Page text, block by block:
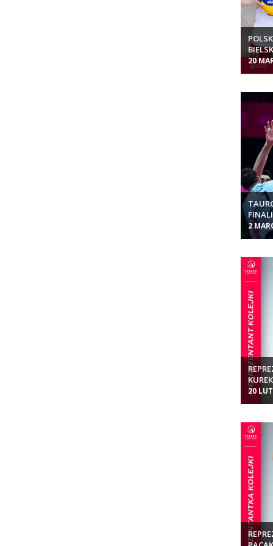
20
2
KUREK
20